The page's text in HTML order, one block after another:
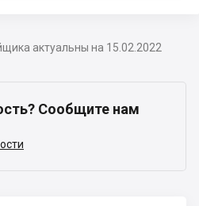
актуальны на 15.02.2022
Сообщите нам